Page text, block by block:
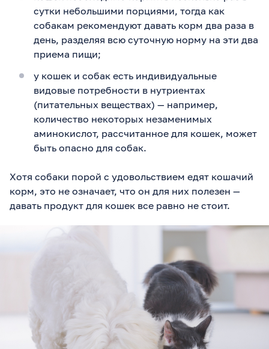
сутки небольшими порциями, тогда как
собакам рекомендуют давать корм два раза в
день, разделяя всю суточную норму на эти два
приема пищи;
у кошек и собак есть индивидуальные
видовые потребности в нутриентах
(питательных веществах) — например,
количество некоторых незаменимых
аминокислот, рассчитанное для кошек, может
быть опасно для собак.
Хотя собаки порой с удовольствием едят кошачий
корм, это не означает, что он для них полезен —
давать продукт для кошек все равно не стоит.